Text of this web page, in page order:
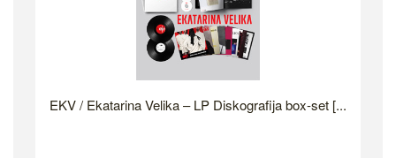
EKV / Ekatarina Velika – LP Diskografija box-set [...